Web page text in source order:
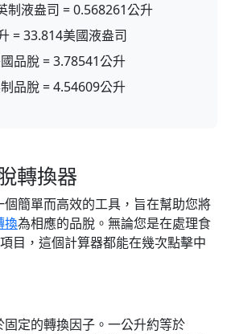
制液盎司 = 0.568261公升
= 33.814美國液盎司
品脫 = 3.78541公升
品脫 = 4.54609公升
轉換器
簡單而高效的工具，旨在幫助您將
換為相應的品脫。無論您是在處理食
目，這個計算器都能在幾次點擊中
定的轉換因子。一公升約等於